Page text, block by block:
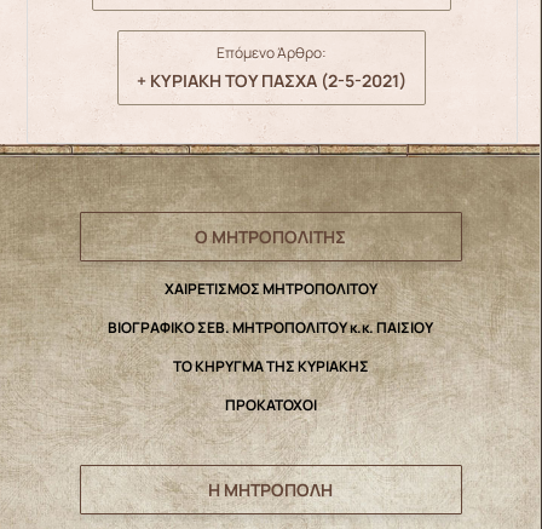
Επόμενο Άρθρο:
+ ΚΥΡΙΑΚΗ ΤΟΥ ΠΑΣΧΑ (2-5-2021)
Ο ΜΗΤΡΟΠΟΛΙΤΗΣ
ΧΑΙΡΕΤΙΣΜΟΣ ΜΗΤΡΟΠΟΛΙΤΟΥ
ΒΙΟΓΡΑΦΙΚΟ ΣΕΒ. ΜΗΤΡΟΠΟΛΙΤΟΥ κ.κ. ΠΑΙΣΙΟΥ
ΤΟ ΚΗΡΥΓΜΑ ΤΗΣ ΚΥΡΙΑΚΗΣ
ΠΡΟΚΑΤΟΧΟΙ
Η ΜΗΤΡΟΠΟΛΗ